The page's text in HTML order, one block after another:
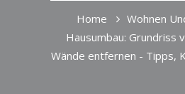
Home
Wohnen
Hausumbau: Grundriss
Wände entfernen - Tipps,